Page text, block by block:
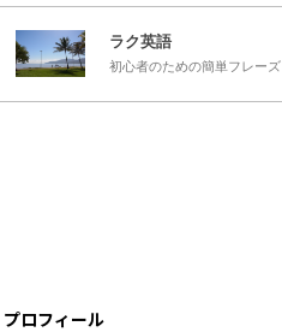
ラク英語
初心者のための簡単フレーズ
プロフィール